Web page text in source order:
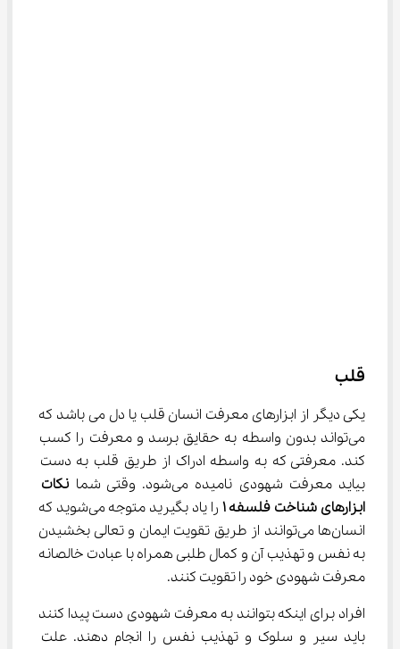
قلب
یکی دیگر از ابزارهای معرفت انسان قلب یا دل می باشد که
می‌تواند بدون واسطه به حقایق برسد و معرفت را کسب
کند. معرفتی که به واسطه ادراک از طریق قلب به دست
بیاید معرفت شهودی نامیده می‌شود. وقتی شما
نکات
ابزارهای شناخت فلسفه۱
را یاد بگیرید متوجه می‌شوید که
انسان‌ها می‌توانند از طریق تقویت ایمان و تعالی بخشیدن
به نفس و تهذیب آن و کمال طلبی همراه با عبادت خالصانه
معرفت شهودی خود را تقویت کنند.
افراد برای اینکه بتوانند به معرفت شهودی دست پیدا کنند
باید سیر و سلوک و تهذیب نفس را انجام دهند. علت